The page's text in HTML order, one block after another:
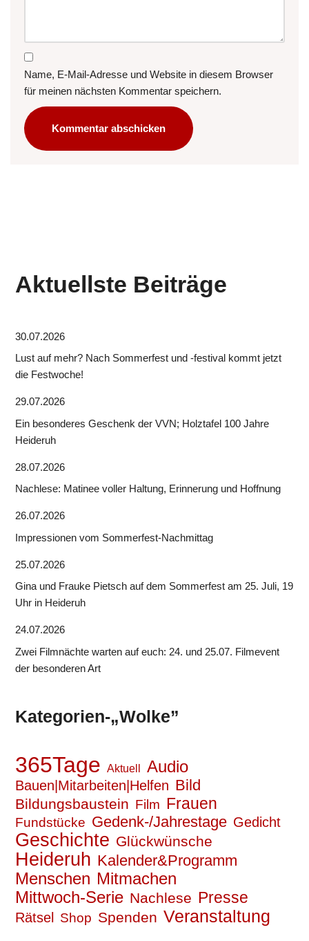
Name, E-Mail-Adresse und Website in diesem Browser
für meinen nächsten Kommentar speichern.
Aktuellste Beiträge
30.07.2026
Lust auf mehr? Nach Sommerfest und -festival kommt jetzt
die Festwoche!
29.07.2026
Ein besonderes Geschenk der VVN; Holztafel 100 Jahre
Heideruh
28.07.2026
Nachlese: Matinee voller Haltung, Erinnerung und Hoffnung
26.07.2026
Impressionen vom Sommerfest-Nachmittag
25.07.2026
Gina und Frauke Pietsch auf dem Sommerfest am 25. Juli, 19
Uhr in Heideruh
24.07.2026
Zwei Filmnächte warten auf euch: 24. und 25.07. Filmevent
der besonderen Art
Kategorien-„Wolke”
365Tage Aktuell Audio
Bauen|Mitarbeiten|Helfen Bild
Bildungsbaustein Film Frauen
Fundstücke Gedenk-/Jahrestage Gedicht
Geschichte Glückwünsche
Heideruh Kalender&Programm
Menschen Mitmachen
Mittwoch-Serie Nachlese Presse
Rätsel Shop Spenden Veranstaltung